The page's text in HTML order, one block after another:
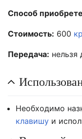
Способ
Стоимость: 600
Передача: нельзя
Необходимо
клавишу и